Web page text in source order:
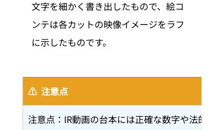
文字を細かく書き出したもので、絵コ
ンテは各カットの映像イメージをラフ
に示したものです。
⚠️  注意点
注意点：IR動画の台本には正確な数字や法的表